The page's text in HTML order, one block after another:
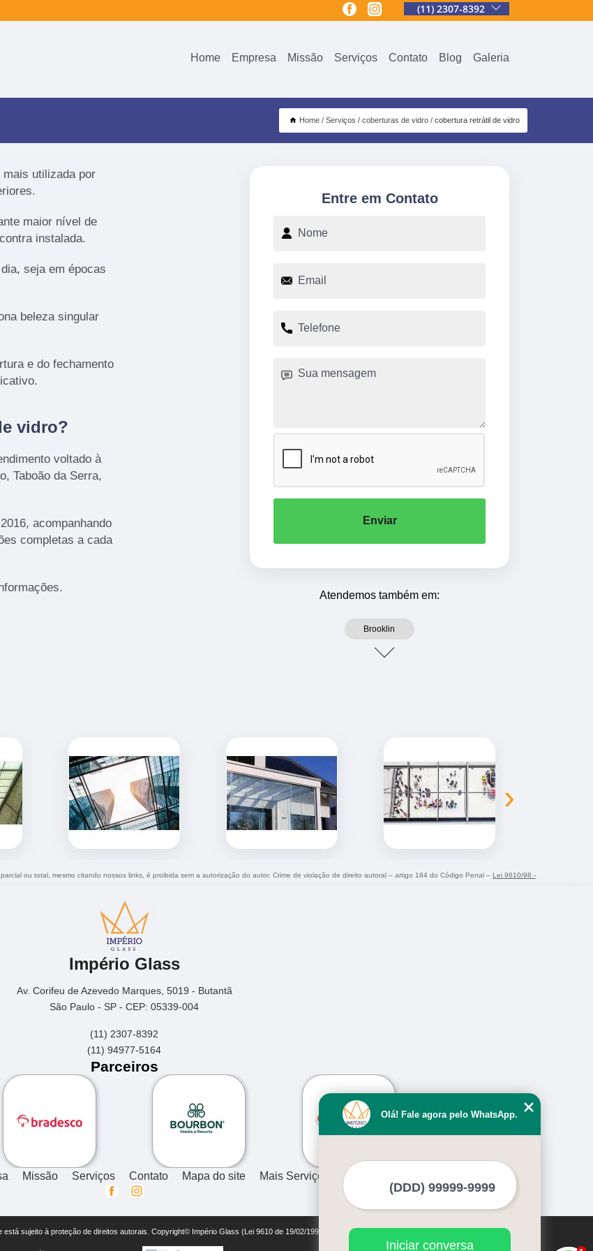
(11) 2307-8392
Home Empresa Missão Serviços Contato Blog Galeria
Home Serviços coberturas de vidro cobertura retrátil de vidro
utilizada por
maior nível de
instalada.
seja em épocas
beleza singular
e do fechamento
vidro?
voltado à
Taboão da Serra,
acompanhando
completas a cada
Entre em Contato
Enviar
Atendemos também em:
Brooklin
›
ou total, mesmo citando nossos links, é proibida sem a autorização do autor. Crime de violação de direito autoral – artigo 184 do Código Penal – Lei 9610/98 -
Império Glass
Av. Corifeu de Azevedo Marques, 5019 - Butantã
São Paulo - SP - CEP: 05339-004
(11) 2307-8392
(11) 94977-5164
Parceiros
›
Missão Serviços Contato Mapa do site Mais Serviços
está sujeito à proteção de direitos autorais. Copyright© Império Glass (Lei 9610 de 19/02/1998)
Olá! Fale agora pelo WhatsApp.
Iniciar conversa